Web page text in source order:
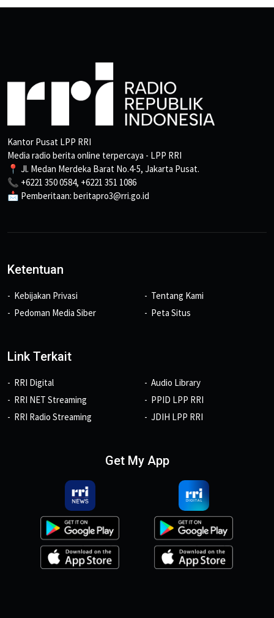
Kantor Pusat LPP RRI
Media radio berita online terpercaya - LPP RRI
📍 Jl. Medan Merdeka Barat No.4-5, Jakarta Pusat.
📞 +6221 350 0584, +6221 351 1086
📩 Pemberitaan: beritapro3@rri.go.id
Ketentuan
Kebijakan Privasi
Pedoman Media Siber
Tentang Kami
Peta Situs
Link Terkait
RRI Digital
RRI NET Streaming
RRI Radio Streaming
Audio Library
PPID LPP RRI
JDIH LPP RRI
Get My App